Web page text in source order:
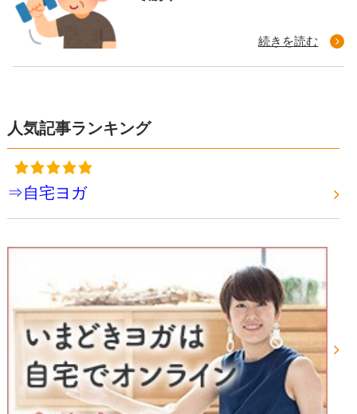
続きを読む
人気記事ランキング
⇒自宅ヨガ